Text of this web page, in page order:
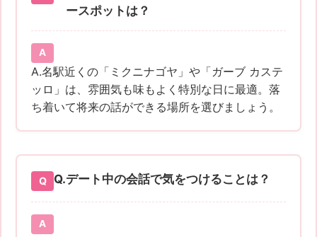
ースポットは？
A.名駅近くの「ミクニナゴヤ」や「ガーブ カステ
ッロ」は、雰囲気も味もよく特別な日に最適。落
ち着いて将来の話ができる場所を選びましょう。
Q.デート中の会話で気をつけることは？